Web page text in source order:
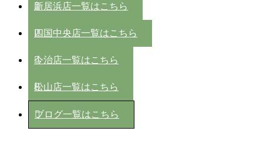
新居浜店一覧はこちら
四国中央店一覧はこちら
今治店一覧はこちら
松山店一覧はこちら
ブログ一覧はこちら